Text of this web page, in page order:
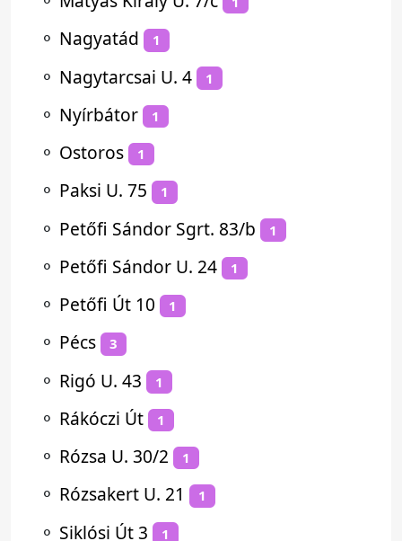
⚬ Nagyatád 1
⚬ Nagytarcsai U. 4 1
⚬ Nyírbátor 1
⚬ Ostoros 1
⚬ Paksi U. 75 1
⚬ Petőfi Sándor Sgrt. 83/b 1
⚬ Petőfi Sándor U. 24 1
⚬ Petőfi Út 10 1
⚬ Pécs 3
⚬ Rigó U. 43 1
⚬ Rákóczi Út 1
⚬ Rózsa U. 30/2 1
⚬ Rózsakert U. 21 1
⚬ Siklósi Út 3 1